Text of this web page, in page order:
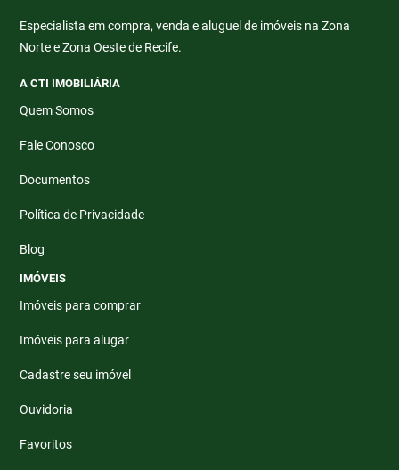
Especialista em compra, venda e aluguel de imóveis na Zona
Norte e Zona Oeste de Recife.
A CTI IMOBILIÁRIA
Quem Somos
Fale Conosco
Documentos
Política de Privacidade
Blog
IMÓVEIS
Imóveis para comprar
Imóveis para alugar
Cadastre seu imóvel
Ouvidoria
Favoritos